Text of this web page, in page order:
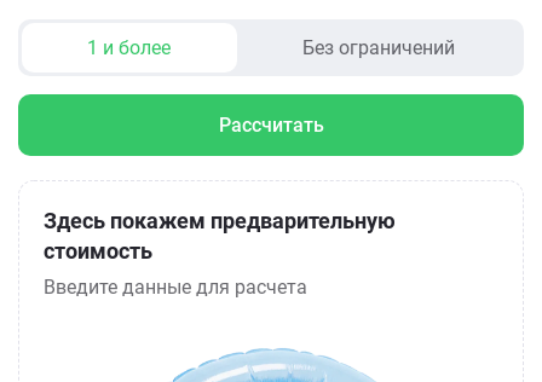
1 и более Без ограничений
Рассчитать
Здесь покажем предварительную
стоимость
Введите данные для расчета